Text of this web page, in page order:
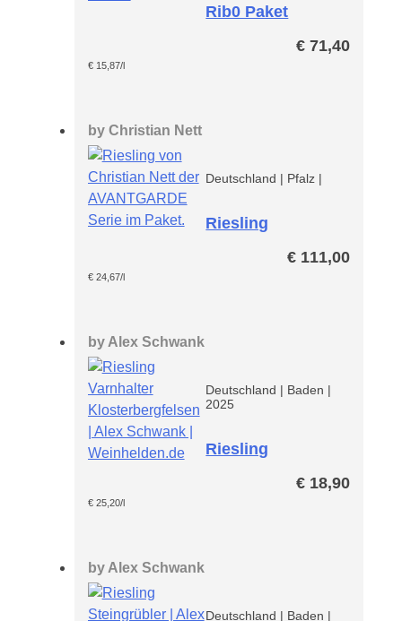
Rib0 Paket
€ 71,40
€15,87/l
by Christian Nett
Deutschland | Pfalz |
Riesling
€ 111,00
€24,67/l
by Alex Schwank
Deutschland | Baden |
2025
Riesling
€ 18,90
€25,20/l
by Alex Schwank
Deutschland | Baden |